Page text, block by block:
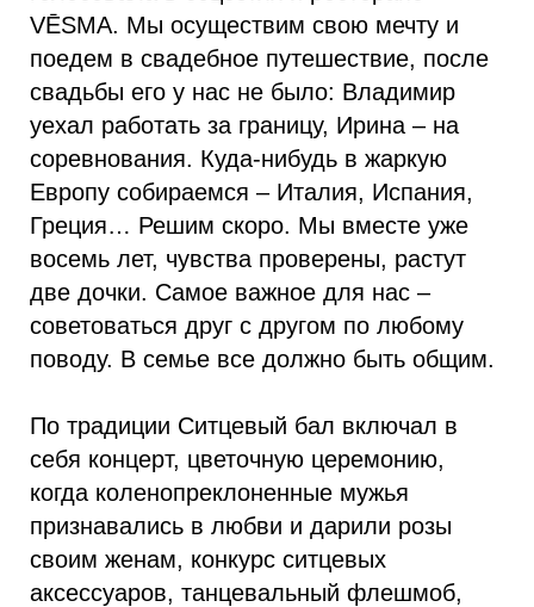
VĒSMA. Мы осуществим свою мечту и
поедем в свадебное путешествие, после
свадьбы его у нас не было: Владимир
уехал работать за границу, Ирина – на
соревнования. Куда-нибудь в жаркую
Европу собираемся – Италия, Испания,
Греция… Решим скоро. Мы вместе уже
восемь лет, чувства проверены, растут
две дочки. Самое важное для нас –
советоваться друг с другом по любому
поводу. В семье все должно быть общим.
По традиции Ситцевый бал включал в
себя концерт, цветочную церемонию,
когда коленопреклоненные мужья
признавались в любви и дарили розы
своим женам, конкурс ситцевых
аксессуаров, танцевальный флешмоб,